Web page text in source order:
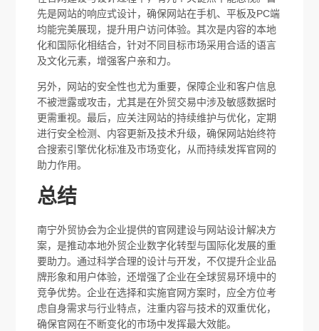
先是网站的响应式设计，确保网站在手机、平板及PC端
均能完美展现，提升用户访问体验。其次是内容的本地
化和国际化相结合，针对不同目标市场采用合适的语言
及文化元素，增强客户亲和力。
另外，网站的安全性也尤为重要，保障企业和客户信息
不被泄露或攻击，尤其是在外贸交易中涉及敏感数据时
更需重视。最后，应关注网站的持续维护与优化，定期
进行安全检测、内容更新及技术升级，确保网站始终符
合搜索引擎优化标准及市场变化，从而持续发挥官网的
助力作用。
总结
南宁外贸协会为企业提供的官网建设与网站设计解决方
案，是推动本地外贸企业数字化转型与国际化发展的重
要助力。通过科学合理的设计与开发，不仅提升企业品
牌形象和用户体验，还增强了企业在全球贸易环境中的
竞争优势。企业在选择和实施官网方案时，应全方位考
虑自身需求与行业特点，注重内容与技术的双重优化，
确保官网在不断变化的市场中发挥最大效能。